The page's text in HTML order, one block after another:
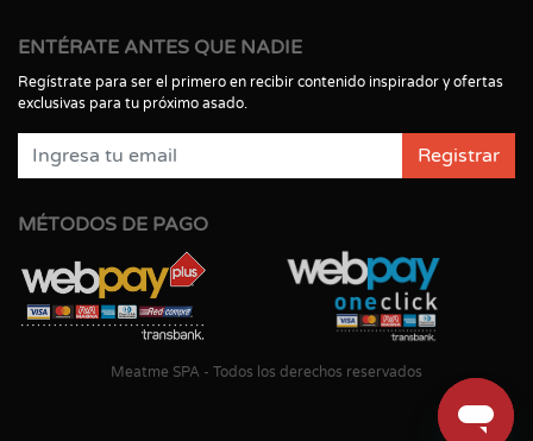
ENTÉRATE ANTES QUE NADIE
Regístrate para ser el primero en recibir contenido inspirador y ofertas
exclusivas para tu próximo asado.
Registrar
MÉTODOS DE PAGO
Meatme SPA - Todos los derechos reservados